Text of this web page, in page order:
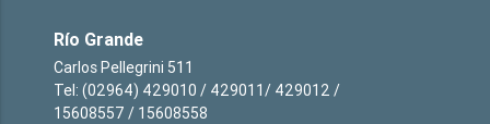
Río Grande
Carlos Pellegrini 511
Tel: (02964) 429010 / 429011/ 429012 /
15608557 / 15608558